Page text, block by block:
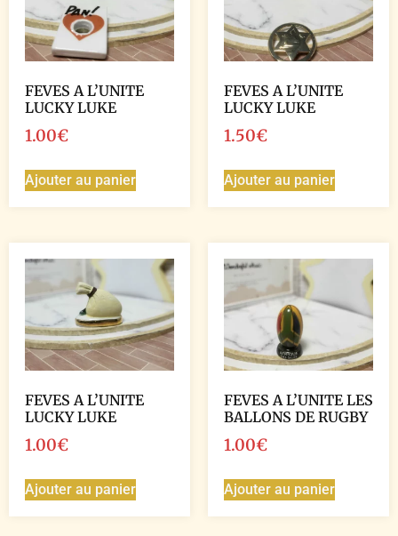
FEVES A L’UNITE
LUCKY LUKE
1.00€
Ajouter au panier
FEVES A L’UNITE
LUCKY LUKE
1.50€
Ajouter au panier
FEVES A L’UNITE
LUCKY LUKE
1.00€
Ajouter au panier
FEVES A L’UNITE LES
BALLONS DE RUGBY
1.00€
Ajouter au panier